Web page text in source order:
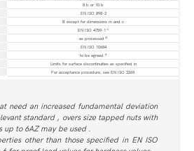
8 b or 10 b
EN ISO 898-2
B except for dimensions m and c
EN ISO 4759-1 c
as processed d
EN ISO 10684
to be agreed e
Limits for surface discontinuities as specified in
For acceptance procedure, see EN ISO 3269.
need an increased fundamental deviation
standard , overs size tapped nuts with
up to 6AZ may be used .
other than those specified in EN ISO